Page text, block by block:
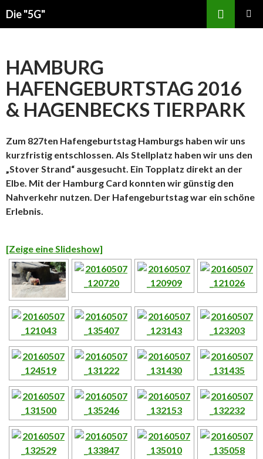
Inhalt
Die "5G"
HAMBURG
HAFENGEBURTSTAG 2016
& HAGENBECKS TIERPARK
Zum 827ten Hafengeburtstag Hamburgs haben wir uns
kurzfristig entschlossen. Als Stellplatz haben wir uns den
„Stover Strand“ ausgesucht. Ein Topplatz direkt an der
Elbe. Mit der Hamburg Card konnten wir günstig den
Nahverkehr nutzen. Der Hafengeburtstag war ein schöne
Erlebnis.
[Zeige eine Slideshow]